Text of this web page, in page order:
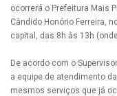
ocorrerá o Prefeitura Mais
Cândido Honório Ferreira,
capital, das 8h às 13h
De acordo com o
a equipe de atendimento
mesmos serviços que já